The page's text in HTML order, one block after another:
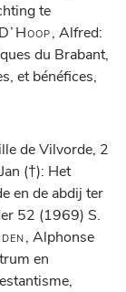
te
D’Hoop, Alfred:
du Brabant,
et bénéfices,
de Vilvorde, 2
(†): Het
en de abdij ter
52 (1969) S.
, Alphonse
en